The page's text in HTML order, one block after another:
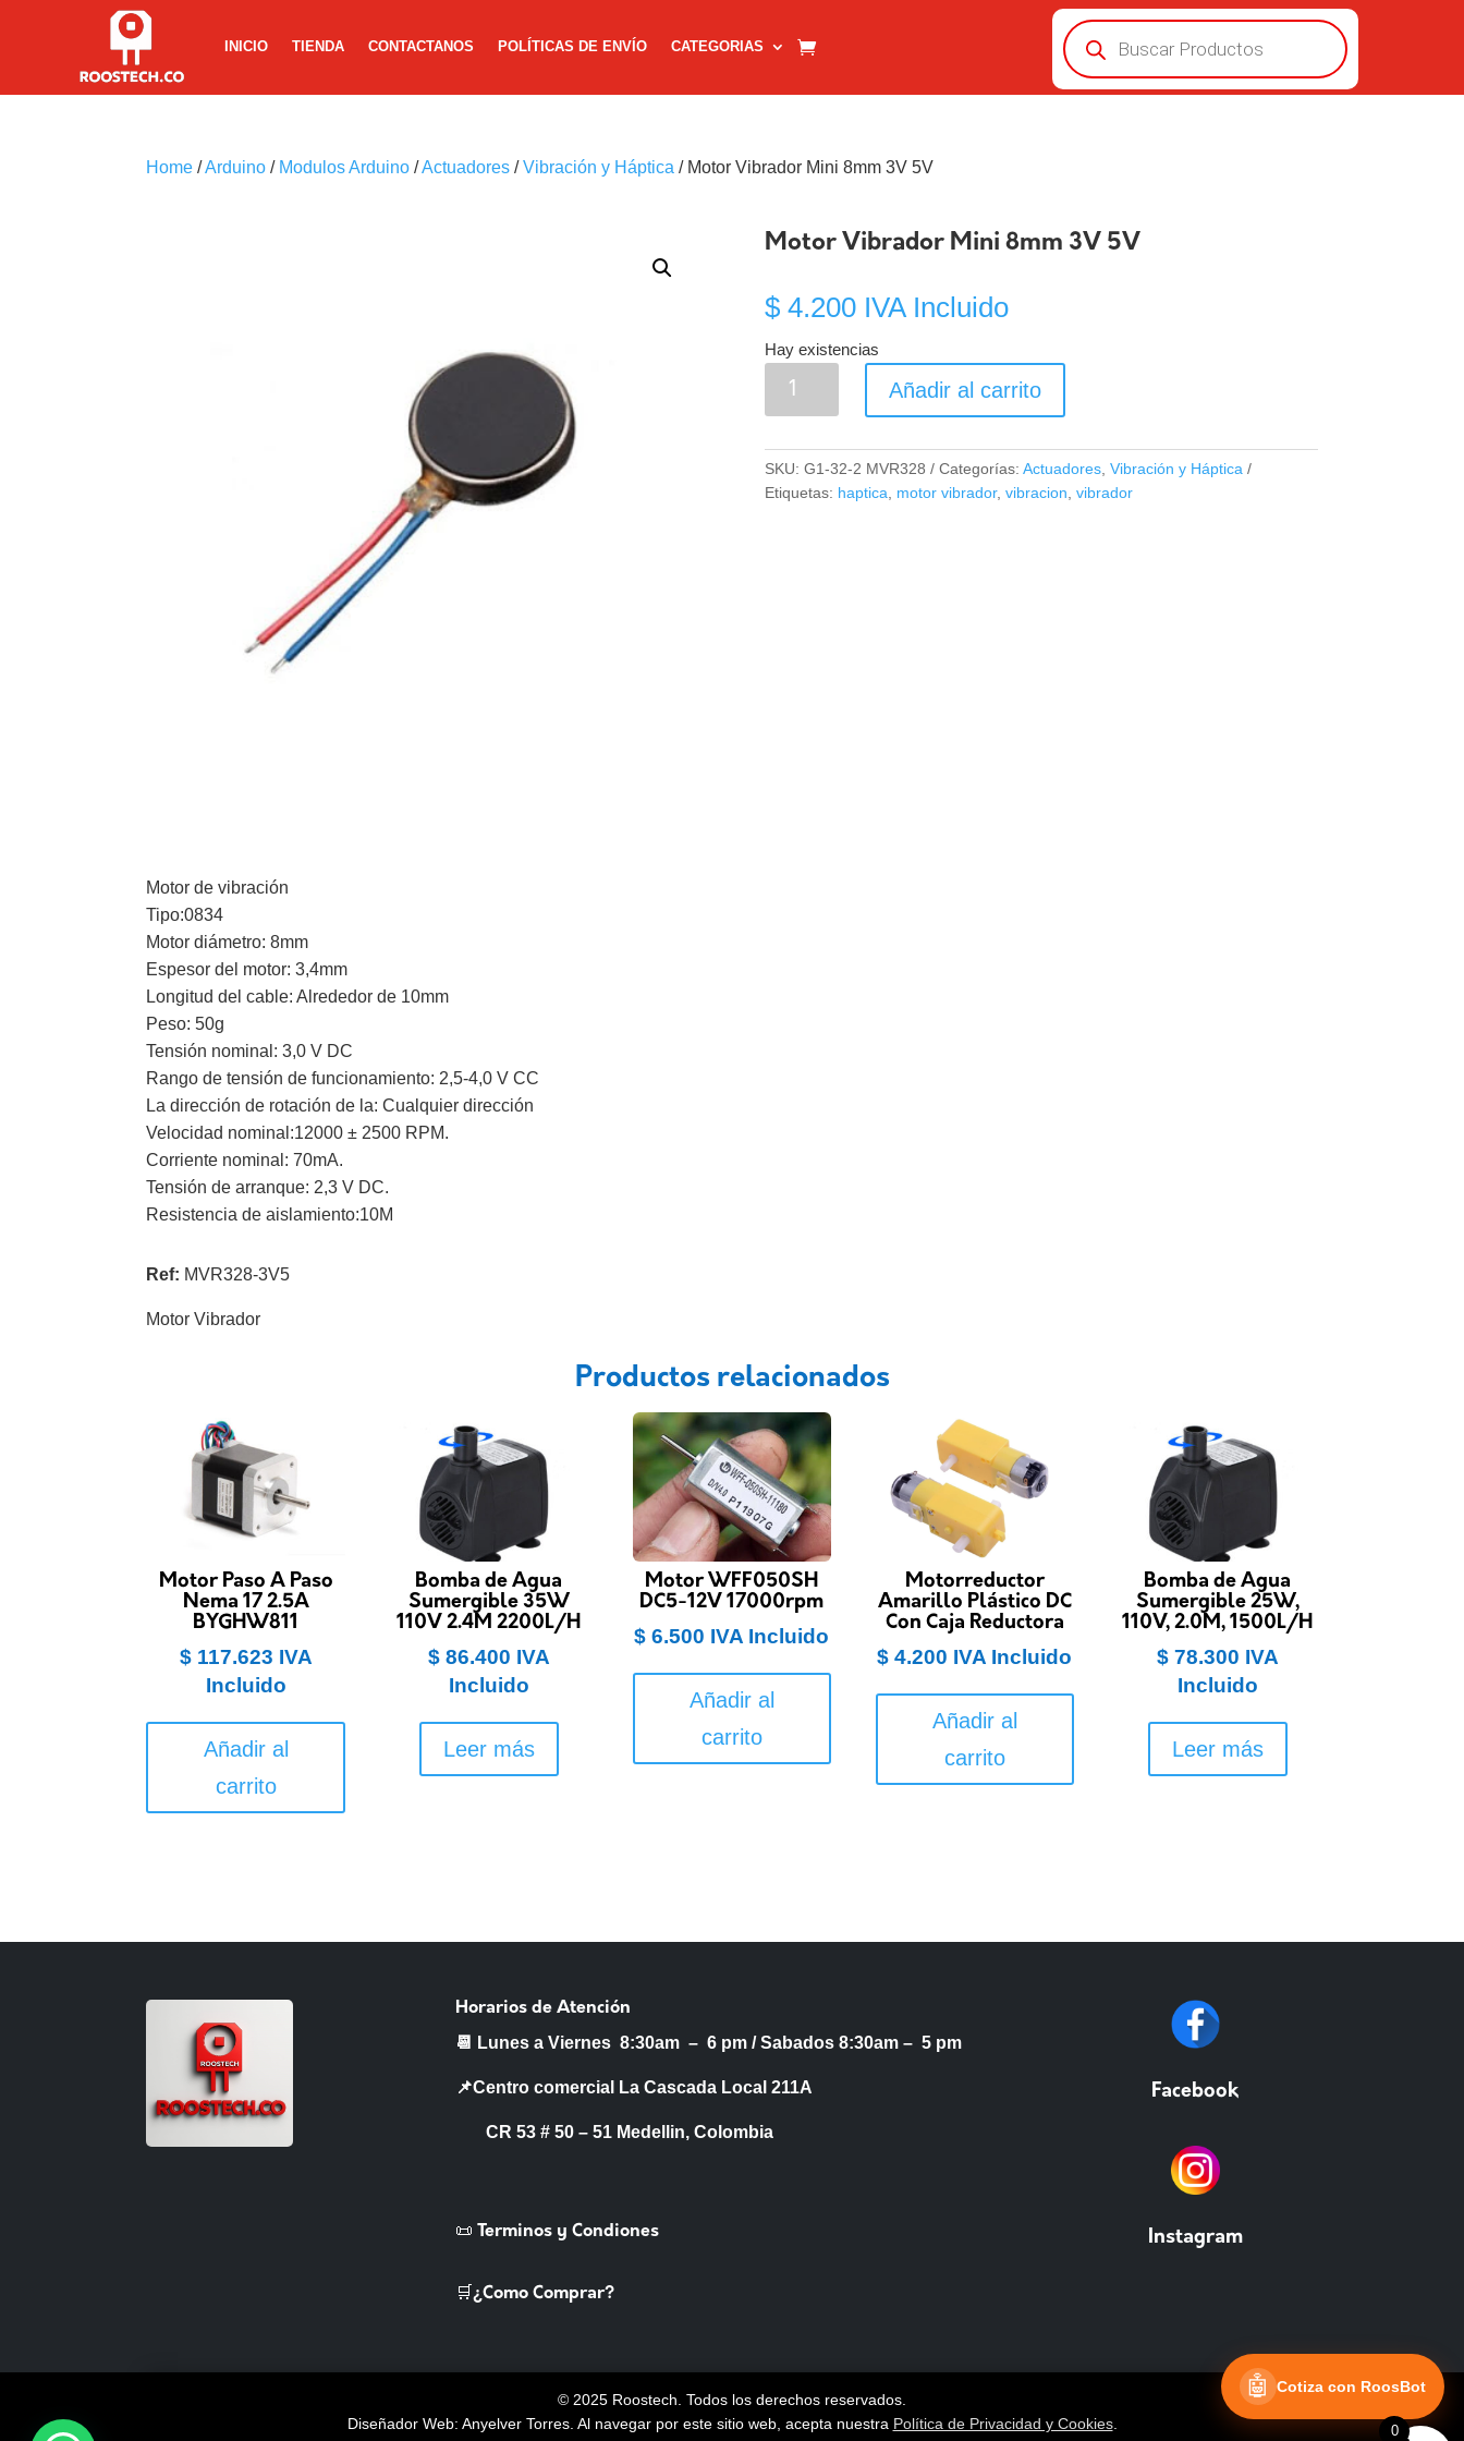
INICIO TIENDA CONTACTANOS POLÍTICAS DE ENVÍO CATEGORIAS
Búsqueda
de
productos
Home /Arduino / Modulos Arduino /Actuadores /Vibración y Háptica / Motor Vibrador Mini 8mm 3V 5V
Motor Vibrador Mini 8mm 3V 5V
$4.200 IVA Incluido
Hay existencias
Motor
3V
Añadir al carrito
SKU: G1-32-2 MVR328 Categorías: Actuadores, Vibración y Háptica
Etiquetas: haptica motor vibrador, vibracion vibrador
Motor de vibración
Tipo:0834
Motor diámetro: 8mm
Espesor del motor: 3,4mm
Longitud del cable: Alrededor de 10mm
Peso: 50g
Tensión nominal: 3,0 V DC
Rango de tensión de funcionamiento: 2,5-4,0 V CC
La dirección de rotación de la: Cualquier dirección
Velocidad nominal:12000 ± 2500 RPM.
Corriente nominal: 70mA.
Tensión de arranque: 2,3 V DC.
Resistencia de aislamiento:10M
Ref: MVR328-3V5
Motor Vibrador
Productos relacionados
Motor Paso A Paso
Nema 17 2.5A
BYGHW811
$117.623 IVA
Incluido
Añadir al
carrito
Bomba de Agua
Sumergible 35W
110V 2.4M 2200L/H
$86.400 IVA
Incluido
Leer más
Motor WFF050SH
DC5-12V 17000rpm
$ 6.500 IVA Incluido
Añadir al
carrito
Motorreductor
Amarillo Plástico DC
Con Caja Reductora
$ 4.200 IVA Incluido
Añadir al
carrito
Bomba de Agua
Sumergible 25W,
110V, 2.0M, 1500L/H
$78.300 IVA
Incluido
Leer más
Horarios de Atención
📆 Lunes a Viernes 8:30am – 6 pm /Sabados 8:30am – 5 pm
📌Centro comercial La Cascada Local 211A
CR 53 # 50 – 51 Medellin, Colombia
📜 Terminos y Condiones
🛒¿Como Comprar?
Facebook
Instagram
© 2025 Roostech. Todos los derechos reservados.
Diseñador Web: Anyelver Torres. Al navegar por este sitio web, acepta nuestra Política de Privacidad y Cookies.
🤖 Cotiza con RoosBot
0